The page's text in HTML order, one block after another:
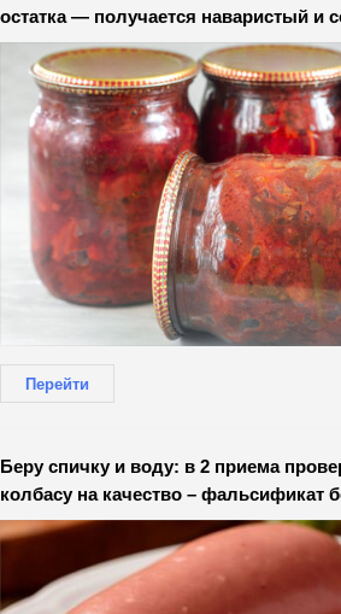
остатка — получается наваристый и
Перейти
Беру спичку и воду: в 2 приема
колбасу на качество – фальсификат